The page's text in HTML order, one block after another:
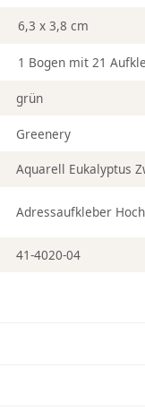
6,3 x 3,8 cm
1 Bogen mit 21
grün
Greenery
Aquarell Eukalyptus
Adressaufkleber
41-4020-04